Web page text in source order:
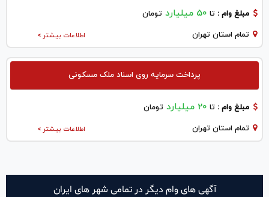
مبلغ وام : تا 50 میلیارد تومان
اطلاعات بیشتر > تمام استان تهران
پرداخت سرمایه روی اسناد ملک مسکونی
مبلغ وام : تا 20 میلیارد تومان
اطلاعات بیشتر > تمام استان تهران
آگهی های وام دیگر در تمامی شهر های ایران